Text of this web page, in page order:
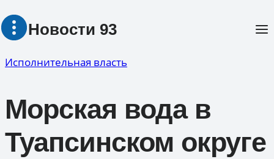
Перейти
Новости 93
Исполнительная власть
Морская вода в
Туапсинском округе